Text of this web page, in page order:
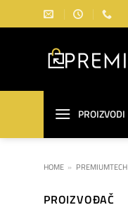
na
PROIZVODI
HOME » PREMIUMTECH
PROIZVOĐAČ